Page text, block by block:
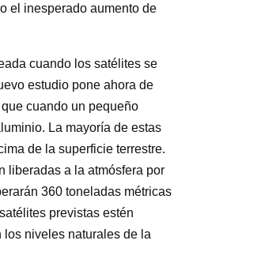
el inesperado aumento de
cuando los satélites se
estudio pone ahora de
cuando un pequeño
La mayoría de estas
de la superficie terrestre.
liberadas a la atmósfera por
360 toneladas métricas
previstas estén
niveles naturales de la